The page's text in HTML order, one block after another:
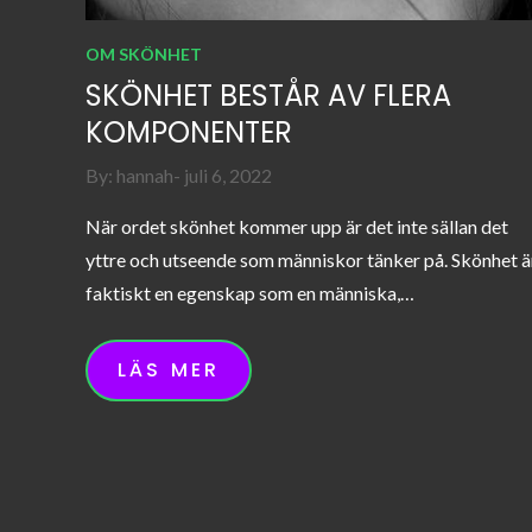
OM SKÖNHET
SKÖNHET BESTÅR AV FLERA
KOMPONENTER
By: hannah Posted
juli 6, 2022
När ordet skönhet kommer upp är det inte sällan det
yttre och utseende som människor tänker på. Skönhet
faktiskt en egenskap som en människa,…
LÄS MER